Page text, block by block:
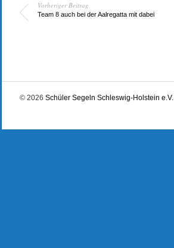
Vorheriger Beitrag
Team 8 auch bei der Aalregatta mit dabei
© 2026 Schüler Segeln Schleswig-Holstein e.V.